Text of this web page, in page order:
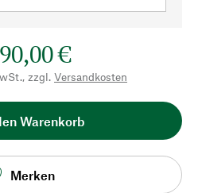
€
zzgl. Versandkosten
Warenkorb
Merken